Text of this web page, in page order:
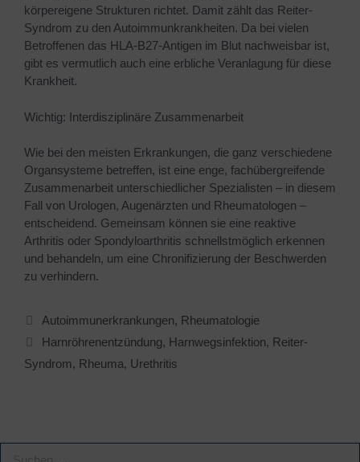
körpereigene Strukturen richtet. Damit zählt das Reiter-
Syndrom zu den Autoimmunkrankheiten. Da bei vielen
Betroffenen das HLA-B27-Antigen im Blut nachweisbar ist,
gibt es vermutlich auch eine erbliche Veranlagung für diese
Krankheit.
Wichtig: Interdisziplinäre Zusammenarbeit
Wie bei den meisten Erkrankungen, die ganz verschiedene
Organsysteme betreffen, ist eine enge, fachübergreifende
Zusammenarbeit unterschiedlicher Spezialisten – in diesem
Fall von Urologen, Augenärzten und Rheumatologen –
entscheidend. Gemeinsam können sie eine reaktive
Arthritis oder Spondyloarthritis schnellstmöglich erkennen
und behandeln, um eine Chronifizierung der Beschwerden
zu verhindern.
Autoimmunerkrankungen, Rheumatologie
Harnröhrenentzündung, Harnwegsinfektion, Reiter-
Syndrom, Rheuma, Urethritis